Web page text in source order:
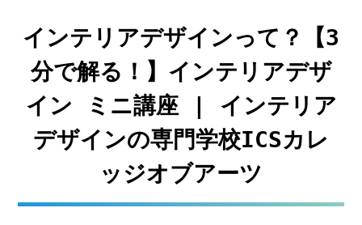
インテリアデザインって？【3
分で解る！】インテリアデザ
イン ミニ講座 | インテリア
デザインの専門学校ICSカレ
ッジオブアーツ